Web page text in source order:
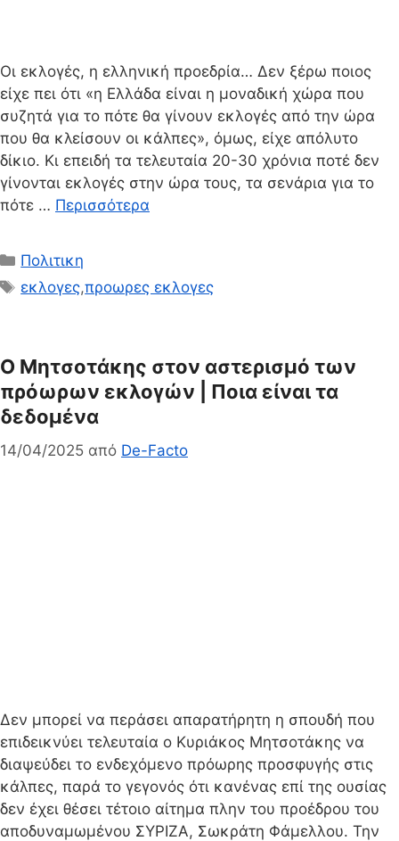
Οι εκλογές, η ελληνική προεδρία… Δεν ξέρω ποιος
είχε πει ότι «η Ελλάδα είναι η μοναδική χώρα που
συζητά για το πότε θα γίνουν εκλογές από την ώρα
που θα κλείσουν οι κάλπες», όμως, είχε απόλυτο
δίκιο. Κι επειδή τα τελευταία 20-30 χρόνια ποτέ δεν
γίνονται εκλογές στην ώρα τους, τα σενάρια για το
πότε … Περισσότερα
Κατηγορίες
Πολιτικη
Ετικέτες
εκλογες,προωρες εκλογες
Ο Μητσοτάκης στον αστερισμό των
πρόωρων εκλογών | Ποια είναι τα
δεδομένα
14/04/2025 από De-Facto
Δεν μπορεί να περάσει απαρατήρητη η σπουδή που
επιδεικνύει τελευταία ο Κυριάκος Μητσοτάκης να
διαψεύδει το ενδεχόμενο πρόωρης προσφυγής στις
κάλπες, παρά το γεγονός ότι κανένας επί της ουσίας
δεν έχει θέσει τέτοιο αίτημα πλην του προέδρου του
αποδυναμωμένου ΣΥΡΙΖΑ, Σωκράτη Φάμελλου. Την